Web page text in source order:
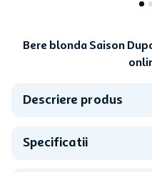
Bere blonda Saison
Descriere produs
Specificatii